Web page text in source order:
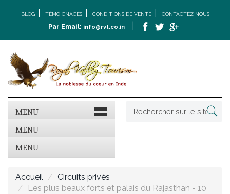
BLOG TÉMOIGNAGES CONDITIONS DE VENTE CONTACTEZ NOUS
Par Email: info@rvt.co.in
MENU
MENU
MENU
Accueil
Circuits privés
Les plus beaux forts et palais du Rajasthan - 10